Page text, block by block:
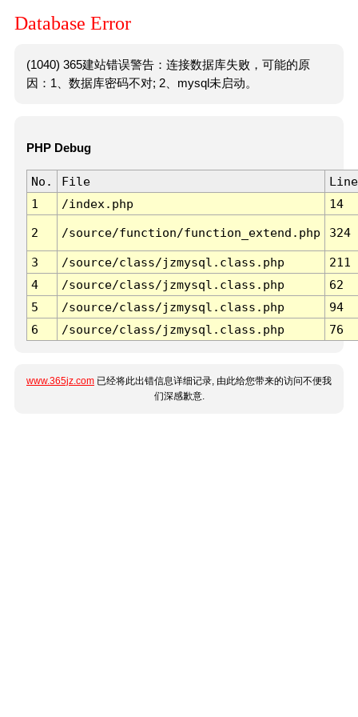
Database Error
(1040) 365建站错误警告：连接数据库失败，可能的原
因：1、数据库密码不对; 2、mysql未启动。
PHP Debug
No. File
Line
1
/index.php 14
2 /source/function/function_extend.php 324
3 /source/class/jzmysql.class.php
211
4
/source/class/jzmysql.class.php
62
5
/source/class/jzmysql.class.php
94
6
/source/class/jzmysql.class.php 76
www.365jz.com 已经将此出错信息详细记录, 由此给您带来的访问不便我
们深感歉意.